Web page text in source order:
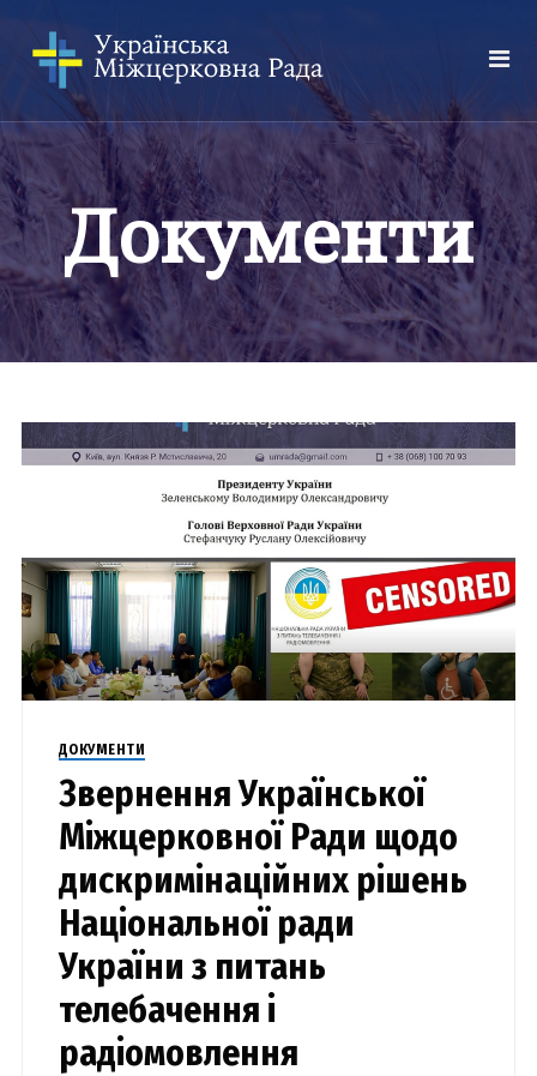
Документи
ДОКУМЕНТИ
Звернення Української
Міжцерковної Ради щодо
дискримінаційних рішень
Національної ради
України з питань
телебачення і
радіомовлення